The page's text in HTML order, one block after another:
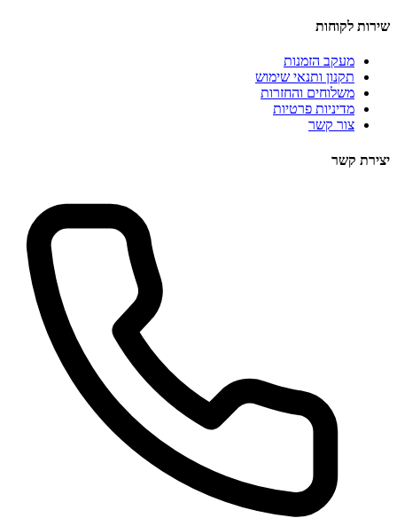
שירות לקוחות
מעקב הזמנות
תקנון ותנאי שימוש
משלוחים והחזרות
מדיניות פרטיות
צור קשר
יצירת קשר